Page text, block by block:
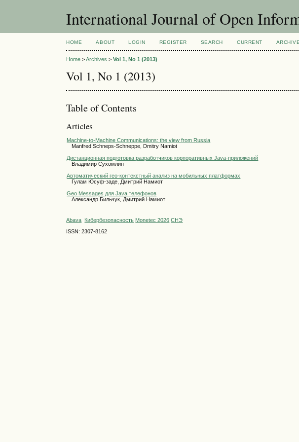
International Journal of Open
HOME ABOUT LOGIN REGISTER SEARCH CURRENT
Home >Archives >Vol 1, No 1 (2013)
Vol 1, No 1 (2013)
Table of Contents
Articles
Machine-to-Machine Communications: the view from Russia
Manfred Schneps-Schneppe, Dmitry Namiot
Дистанционная подготовка разработчиков корпоративных Java-приложений
Владимир Сухомлин
Автоматический гео-контекстный анализ на мобильных платформах
Гулам Юсуф-заде, Дмитрий Намиот
Geo Messages для Java телефонов
Александр Бильчук, Дмитрий Намиот
Abava Кибербезопасность Monetec 2026 СНЭ
ISSN: 2307-8162